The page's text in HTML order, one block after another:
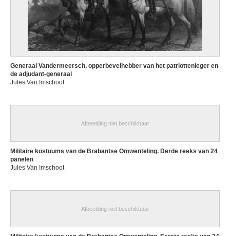
Generaal Vandermeersch, opperbevelhebber van het patriottenleger en
de adjudant-generaal
Jules Van Imschoot
Afbeelding niet beschikbaar
Militaire kostuums van de Brabantse Omwenteling. Derde reeks van 24
panelen
Jules Van Imschoot
Afbeelding niet beschikbaar